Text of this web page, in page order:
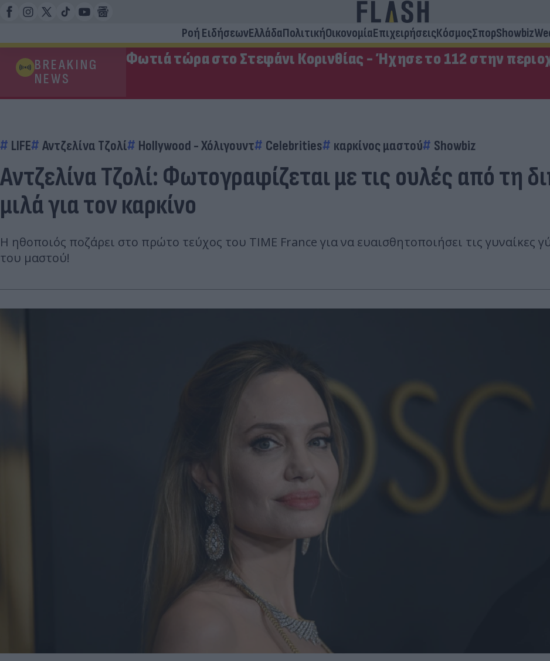
Ροή ΕιδήσεωνΕλλάδαΠολιτικήΟικονομίαΕπιχειρήσειςΚόσμοςΣπορShowbiz
BREAKING
NEWS
Φωτιά τώρα στο Στεφάνι Κορινθίας - Ήχησε το 112 στην
LIFE Αντζελίνα Τζολί Hollywood - Χόλιγουντ Celebrities καρκίνος μαστού Showbiz
Αντζελίνα Τζολί: Φωτογραφίζεται με τις ουλές από τη
μιλά για τον καρκίνο
Η ηθοποιός ποζάρει στο πρώτο τεύχος του TΙΜΕ France για να ευαισθητοποιήσει τις γυναίκες
του μαστού!